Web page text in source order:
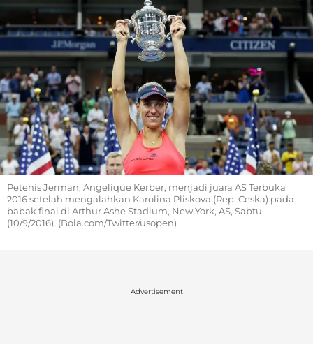
Petenis Jerman, Angelique Kerber, menjadi juara AS Terbuka
2016 setelah mengalahkan Karolina Pliskova (Rep. Ceska) pada
babak final di Arthur Ashe Stadium, New York, AS, Sabtu
(10/9/2016). (Bola.com/Twitter/usopen)
Advertisement